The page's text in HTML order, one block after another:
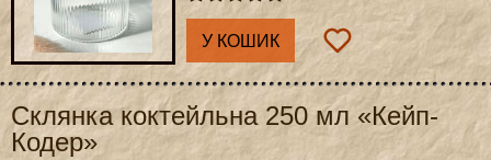
У КОШИК
Склянка коктейльна 250 мл «Кейп-
Кодер»